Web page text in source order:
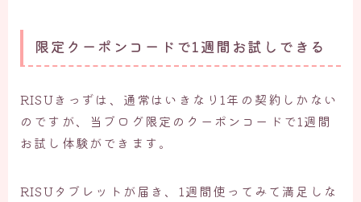
限定クーポンコードで1週間お試しできる
RISUきっずは、通常はいきなり1年の契約しかない
のですが、当ブログ限定のクーポンコードで1週間
お試し体験ができます。
RISUタブレットが届き、1週間使ってみて満足しな